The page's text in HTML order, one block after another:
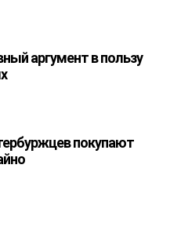
аргумент в пользу
покупают